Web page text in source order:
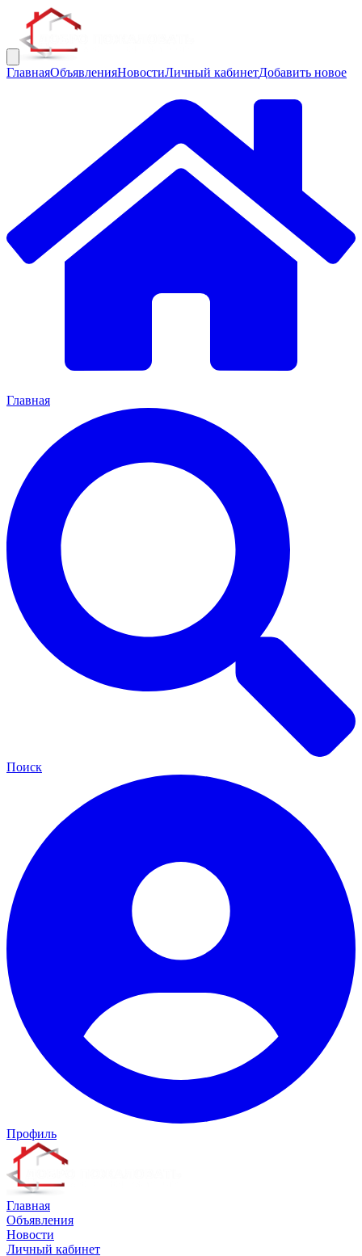
ГлавнаяОбъявленияНовостиЛичный кабинетДобавить новое
Главная
Поиск
Профиль
Главная
Объявления
Новости
Личный кабинет